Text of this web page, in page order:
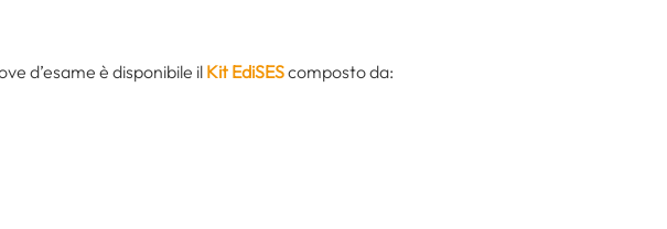
d’esame è disponibile ilKit EdiSEScomposto da: